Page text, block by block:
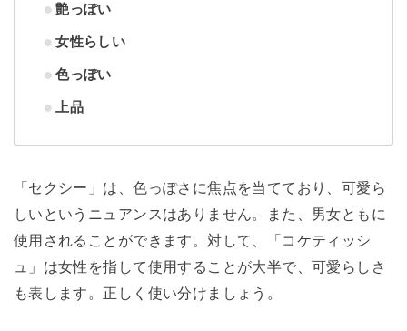
艶っぽい
女性らしい
色っぽい
上品
「セクシー」は、色っぽさに焦点を当てており、可愛ら
しいというニュアンスはありません。また、男女ともに
使用されることができます。対して、「コケティッシ
ュ」は女性を指して使用することが大半で、可愛らしさ
も表します。正しく使い分けましょう。